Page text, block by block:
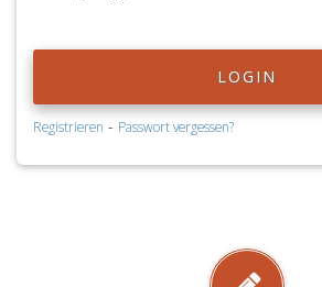
LOGIN
Registrieren - Passwort vergessen?